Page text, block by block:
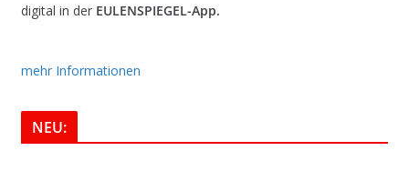
digital in der EULENSPIEGEL-App.
mehr Informationen
NEU: